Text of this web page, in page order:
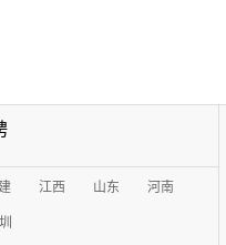
江西 山东 河南